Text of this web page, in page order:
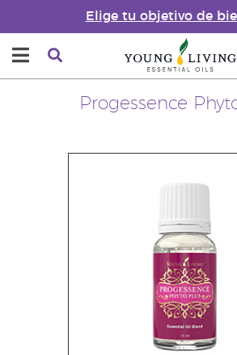
Elige tu objetivo de
Progessence